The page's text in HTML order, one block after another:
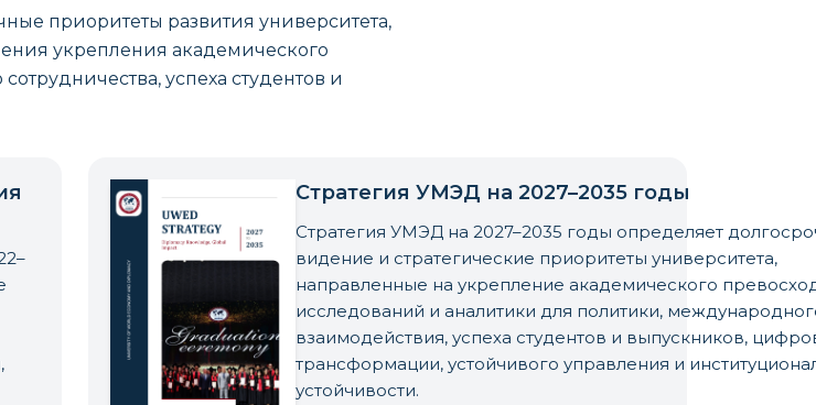
приоритеты развития университета,
укрепления академического
успеха студентов и
Стратегия УМЭД на 2027–2035 годы
Стратегия УМЭД на 2027–2035 годы определяет
видение и стратегические приоритеты университета,
направленные на укрепление академического
исследований и аналитики для политики,
взаимодействия, успеха студентов и выпускников,
трансформации, устойчивого управления и
устойчивости.